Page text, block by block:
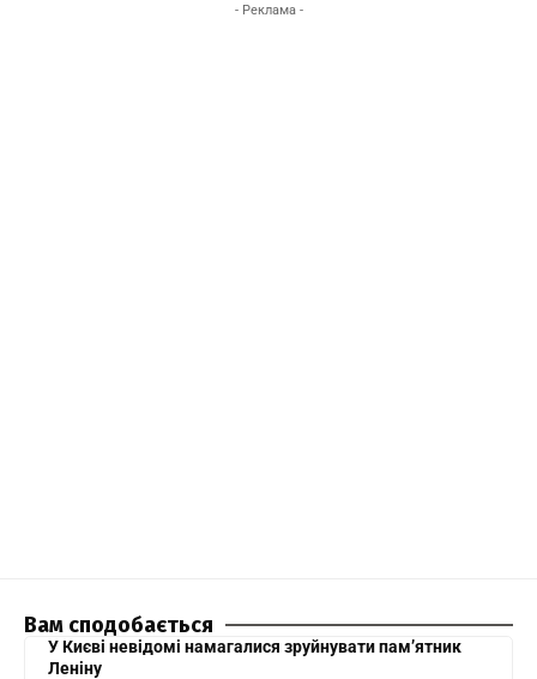
- Реклама -
Вам сподобається
У Києві невідомі намагалися зруйнувати пам’ятник
Леніну